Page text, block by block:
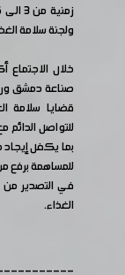
ولجنة سلامة
خلال
صناعة دمشق
قضايا سلامة
للتواصل الدائم
بما يكفل إيجاد
للمساهمة برفع
في التصدير
الغذاء.